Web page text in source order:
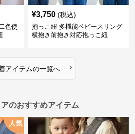
色使
¥3,750 (税込)
抱っこ紐 多機能ベビースリング
横抱き前抱き対応抱っこ紐
アイテムの一覧へ ›
のおすすめアイテム
人気